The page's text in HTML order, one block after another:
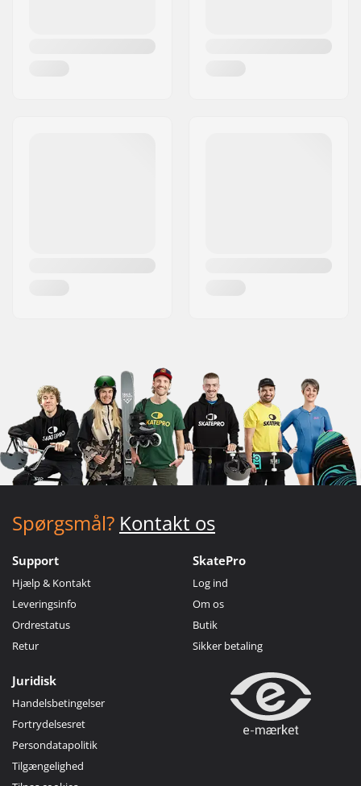
Spørgsmål? Kontakt os
Support
Hjælp & Kontakt
Leveringsinfo
Ordrestatus
Retur
SkatePro
Log ind
Om os
Butik
Sikker betaling
Juridisk
Handelsbetingelser
Fortrydelsesret
Persondatapolitik
Tilgængelighed